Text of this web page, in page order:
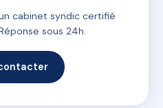
cabinet syndic certifié
sous 24h.